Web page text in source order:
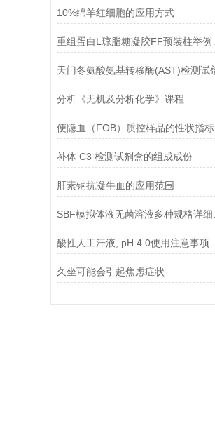
10%绵羊红细胞的应用方式
分析《无机及分析化学》课程
便隐血（FOB）质控样品的性状指标
补体 C3 检测试剂盒的组成成份
肝素钠抗凝牛血的应用范围
酸性人工汗液, pH 4.0使用注意事项
久坐可能会引起焦虑症状